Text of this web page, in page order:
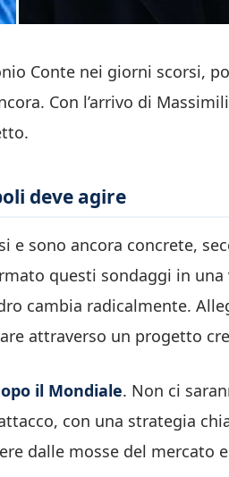
Conte nei giorni scorsi,
Con l’arrivo di
deve agire
e sono ancora concrete,
questi sondaggi in
cambia radicalmente.
attraverso un progetto
il Mondiale. Non ci
con una strategia
dalle mosse del mercato